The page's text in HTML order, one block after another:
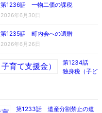
第1236話 一物二価の課税
2026年6月30日
第1235話 町内会への遺贈
2026年6月26日
第1234話
独身税（子ど
第1233話 遺産分割禁止の遺